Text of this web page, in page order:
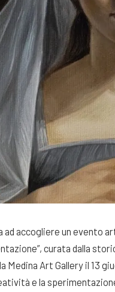
ad accogliere un evento
curata dalla
Medina Art Gallery il 13
e la